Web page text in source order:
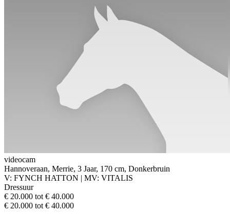
videocam
Hannoveraan, Merrie, 3 Jaar, 170 cm, Donkerbruin
V: FYNCH HATTON | MV: VITALIS
Dressuur
€ 20.000 tot € 40.000
€ 20.000 tot € 40.000